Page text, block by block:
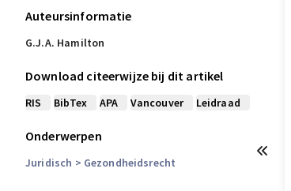
Auteursinformatie
G.J.A. Hamilton
Download citeerwijze bij dit artikel
RIS BibTex APA Vancouver Leidraad
Onderwerpen
Juridisch > Gezondheidsrecht